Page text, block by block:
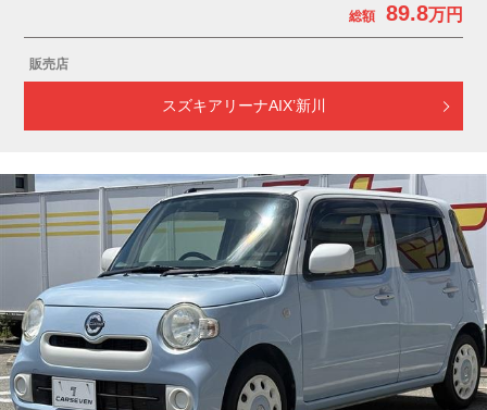
89.8
販売店
スズキアリーナAIX’新川